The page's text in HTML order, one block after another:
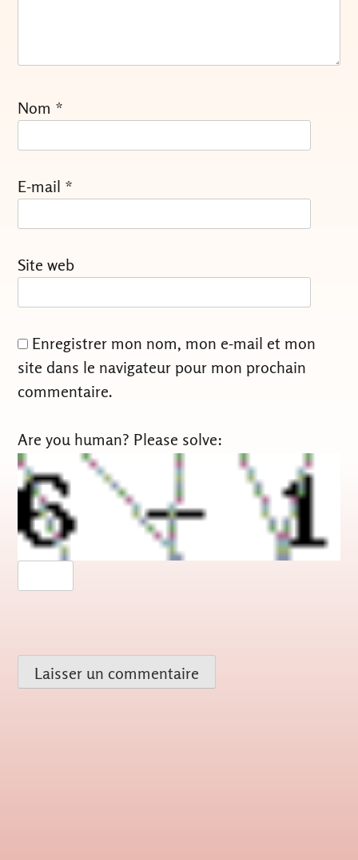
Nom *
E-mail *
Site web
Enregistrer mon nom, mon e-mail et mon
site dans le navigateur pour mon prochain
commentaire.
Are you human? Please solve: